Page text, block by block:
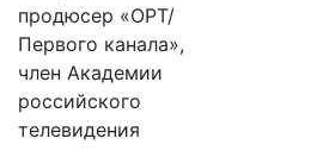
продюсер «ОРТ/
Первого канала»,
член Академии
российского
телевидения